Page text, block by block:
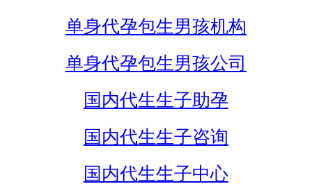
单身代孕包生男孩机构
单身代孕包生男孩公司
国内代生生子助孕
国内代生生子咨询
国内代生生子中心